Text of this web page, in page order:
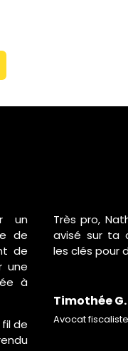
un
de
de
une
à
de
Très pro,
avisé sur ta
les clés pour
Timothée G.
Avocat fiscaliste